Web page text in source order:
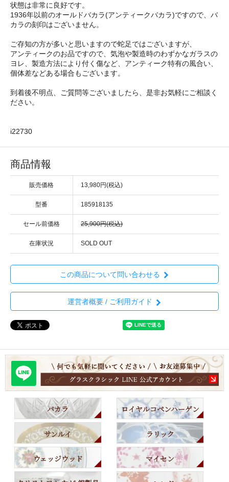
状態は非常に良好です。
1936年以前のオールドバカラ(アンティークバカラ)ですので、バ
カラの刻印はございません。
ご存知の方が多いと思いますので蛇足ではございますが、
アンティークのお品ですので、気泡や製造時のわずかなガラスの
ヨレ、製造方法により付く傷など、アンティーク特有の風合い、
個体差などある場合もございます。
到着後不明点、ご質問等ございましたら、是非お気軽にご相談く
ださい。
i22730
商品情報
販売価格 13,980円(税込)
型番 185918135
セール前価格 25,900円(税込)
在庫状況 SOLD OUT
この商品について問い合わせる
運営者概要 / ご利用ガイド
バカラ ロイヤルコペンハーゲン
サンルイ ラリック
ウェッジウッド マイセン